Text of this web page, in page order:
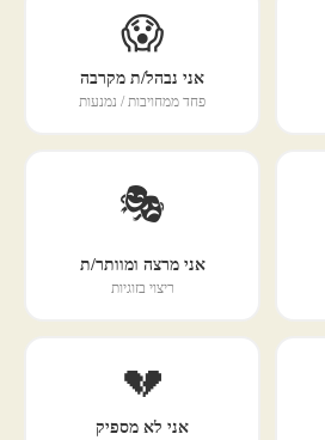
😱
אני נבהל/ת מקרבה
פחד ממחויבות / נמנעות
🎭
אני מרצה ומוותר/ת
ריצוי בזוגיות
💔
אני לא מספיק